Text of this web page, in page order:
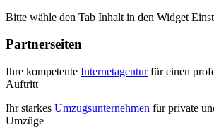
Bitte wähle den Tab Inhalt in den Widget
Partnerseiten
Ihre kompetente Internetagenturfür einen
Auftritt
Ihr starkes Umzugsunternehmen für private
Umzüge